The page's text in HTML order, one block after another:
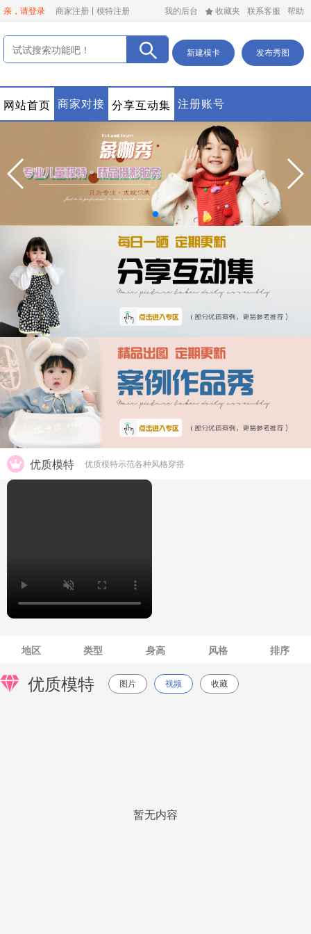
亲，请登录 商家注册 模特注册 我的后台 收藏夹 联系客服 帮助
新建模卡 发布秀图
网站首页 商家对接 分享互动集 注册账号
优质模特 优质模特示范各种风格穿搭
地区 类型 身高 风格 排序
优质模特 图片 视频 收藏
暂无内容